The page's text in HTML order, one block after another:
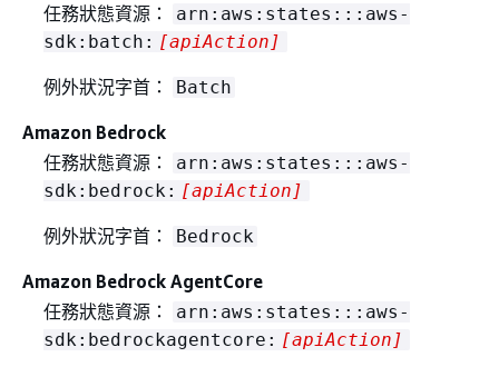
任務狀態資源：
arn:aws:states:::aws-
sdk:batch: [apiAction]
例外狀況字首： Batch
Amazon Bedrock
任務狀態資源：
arn:aws:states:::aws-
sdk:bedrock: [apiAction]
例外狀況字首： Bedrock
Amazon Bedrock AgentCore
任務狀態資源：
arn:aws:states:::aws-
sdk:bedrockagentcore: [apiAction]